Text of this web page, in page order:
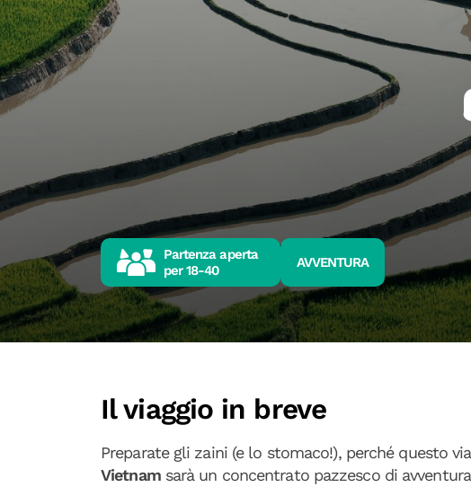
Partenza aperta
per18-40 AVVENTURA
Il viaggio in breve
Preparate gli zaini (e lo stomaco!), perché questo
Vietnam sarà un concentrato pazzesco di